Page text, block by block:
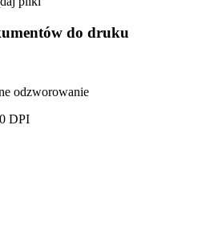
do druku
odzworowanie
DPI